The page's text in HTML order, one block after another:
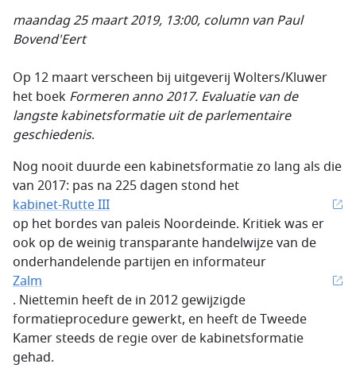
maandag 25 maart 2019, 13:00, column van Paul
Bovend'Eert
Op 12 maart verscheen bij uitgeverij Wolters/Kluwer
het boek Formeren anno 2017. Evaluatie van de
langste kabinetsformatie uit de parlementaire
geschiedenis.
Nog nooit duurde een kabinetsformatie zo lang als die
van 2017: pas na 225 dagen stond het
kabinet-Rutte III
op het bordes van paleis Noordeinde. Kritiek was er
ook op de weinig transparante handelwijze van de
onderhandelende partijen en informateur
Zalm
. Niettemin heeft de in 2012 gewijzigde
formatieprocedure gewerkt, en heeft de Tweede
Kamer steeds de regie over de kabinetsformatie
gehad.